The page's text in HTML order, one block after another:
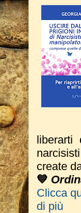
liberarti
create
💙
Clicca
di più